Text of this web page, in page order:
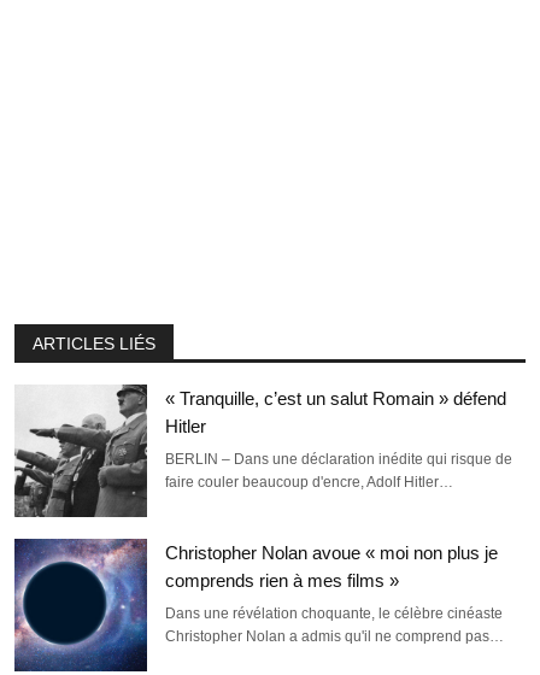
ARTICLES LIÉS
« Tranquille, c’est un salut Romain » défend
Hitler
BERLIN – Dans une déclaration inédite qui risque de
faire couler beaucoup d'encre, Adolf Hitler…
Christopher Nolan avoue « moi non plus je
comprends rien à mes films »
Dans une révélation choquante, le célèbre cinéaste
Christopher Nolan a admis qu'il ne comprend pas…